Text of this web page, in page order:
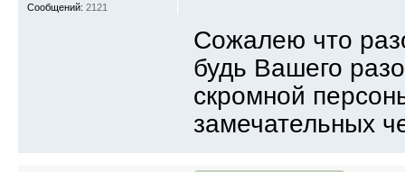
Сожалею что
будь Вашего
скромной
замечательных
Сообщений: 2121